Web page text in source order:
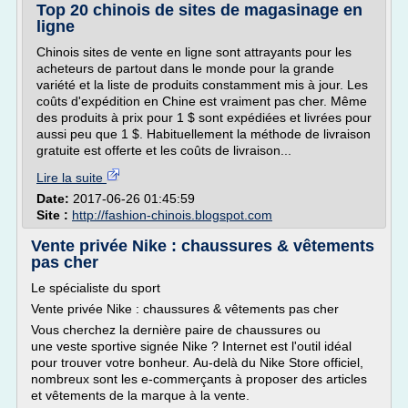
Top 20 chinois de sites de magasinage en
ligne
Chinois sites de vente en ligne sont attrayants pour les
acheteurs de partout dans le monde pour la grande
variété et la liste de produits constamment mis à jour. Les
coûts d'expédition en Chine est vraiment pas cher. Même
des produits à prix pour 1 $ sont expédiées et livrées pour
aussi peu que 1 $. Habituellement la méthode de livraison
gratuite est offerte et les coûts de livraison...
Lire la suite
Date: 2017-06-26 01:45:59
Site : http://fashion-chinois.blogspot.com
Vente privée Nike : chaussures & vêtements
pas cher
Le spécialiste du sport
Vente privée Nike : chaussures & vêtements pas cher
Vous cherchez la dernière paire de chaussures ou
une veste sportive signée Nike ? Internet est l'outil idéal
pour trouver votre bonheur. Au-delà du Nike Store officiel,
nombreux sont les e-commerçants à proposer des articles
et vêtements de la marque à la vente.